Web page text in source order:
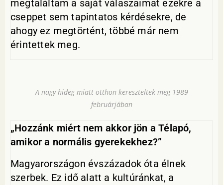
megtaláltam a saját válaszaimat ezekre a
cseppet sem tapintatos kérdésekre, de
ahogy ez megtörtént, többé már nem
érintettek meg.
A nagy hideg miatt otthon kereszteltek meg 1989
februárjában
„Hozzánk miért nem akkor jön a Télapó,
amikor a normális gyerekekhez?”
Magyarországon évszázadok óta élnek
szerbek. Ez idő alatt a kultúránkat, a